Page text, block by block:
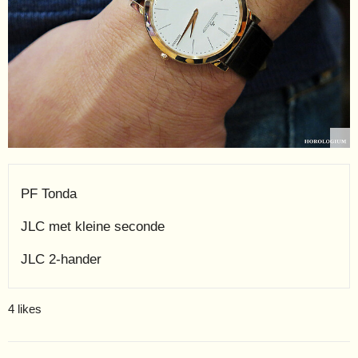
PF Tonda
JLC met kleine seconde
JLC 2-hander
4 likes